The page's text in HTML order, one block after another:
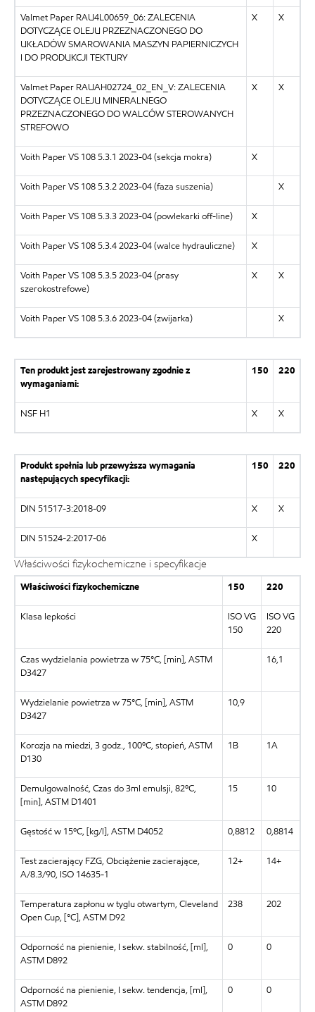
Valmet Paper RAU4L00659_06: ZALECENIA
DOTYCZĄCE OLEJU PRZEZNACZONEGO DO
UKŁADÓW SMAROWANIA MASZYN PAPIERNICZYCH
I DO PRODUKCJI TEKTURY
X X
Valmet Paper RAUAH02724_02_EN_V: ZALECENIA
DOTYCZĄCE OLEJU MINERALNEGO
PRZEZNACZONEGO DO WALCÓW STEROWANYCH
STREFOWO
X X
Voith Paper VS 108 5.3.1 2023-04 (sekcja mokra) X
Voith Paper VS 108 5.3.2 2023-04 (faza suszenia) X
Voith Paper VS 108 5.3.3 2023-04 (powlekarki off-line) X
Voith Paper VS 108 5.3.4 2023-04 (walce hydrauliczne) X
Voith Paper VS 108 5.3.5 2023-04 (prasy
szerokostrefowe)
X X
Voith Paper VS 108 5.3.6 2023-04 (zwijarka) X
Ten produkt jest zarejestrowany zgodnie z
wymaganiami:
150 220
NSF H1 X X
Produkt spełnia lub przewyższa wymagania
następujących specyfikacji:
150 220
DIN 51517-3:2018-09 X X
DIN 51524-2:2017-06 X
Właściwości fizykochemiczne i specyfikacje
Właściwości fizykochemiczne 150 220
Klasa lepkości
ISO VG
150
ISO VG
220
Czas wydzielania powietrza w 75°C, [min], ASTM
D3427
16,1
Wydzielanie powietrza w 75°C, [min], ASTM
D3427
10,9
Korozja na miedzi, 3 godz., 100ºC, stopień, ASTM
D130
1B 1A
Demulgowalność, Czas do 3ml emulsji, 82ºC,
[min], ASTM D1401
15 10
Gęstość w 15ºC, [kg/l], ASTM D4052 0,8812 0,8814
Test zacierający FZG, Obciążenie zacierające,
A/8.3/90, ISO 14635-1
12+ 14+
Temperatura zapłonu w tyglu otwartym, Cleveland
Open Cup, [°C], ASTM D92
238 202
Odporność na pienienie, I sekw. stabilność, [ml],
ASTM D892
0 0
Odporność na pienienie, I sekw. tendencja, [ml],
ASTM D892
0 0